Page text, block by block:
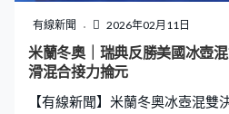
有線新聞 2026年02月11日
米蘭冬奧｜瑞典反勝美國冰壺
滑混合接力掄元
【有線新聞】米蘭冬奧冰壺混雙